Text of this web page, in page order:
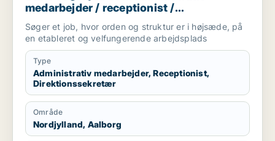
medarbejder / receptionist /
direktionssekretær
Søger et job, hvor orden og struktur er i højsæde, på
en etableret og velfungerende arbejdsplads
Type
Administrativ medarbejder, Receptionist,
Direktionssekretær
Område
Nordjylland, Aalborg